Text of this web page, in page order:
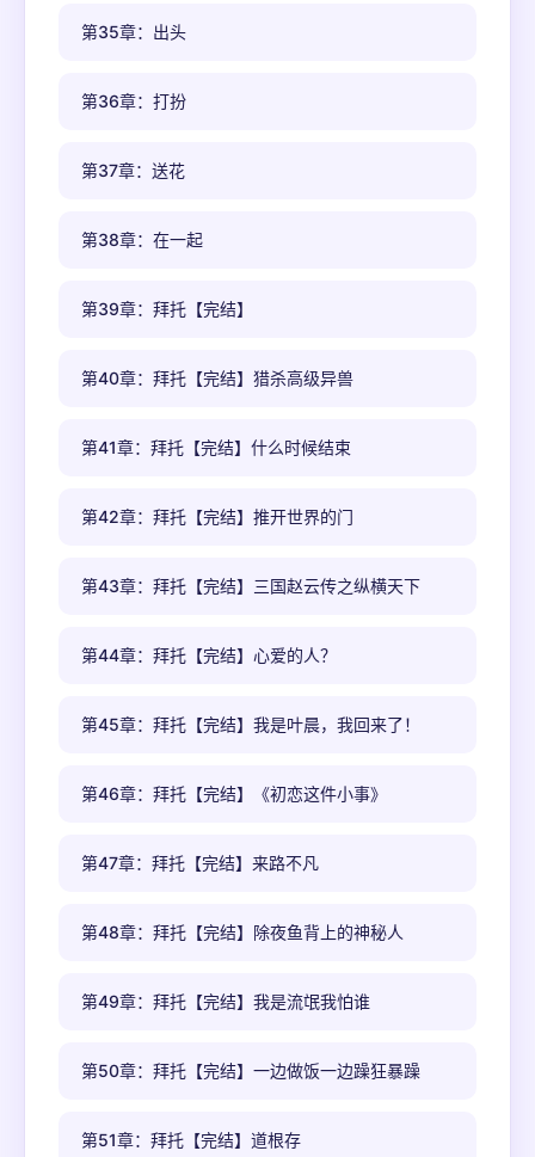
第35章：出头
第36章：打扮
第37章：送花
第38章：在一起
第39章：拜托【完结】
第40章：拜托【完结】猎杀高级异兽
第41章：拜托【完结】什么时候结束
第42章：拜托【完结】推开世界的门
第43章：拜托【完结】三国赵云传之纵横天下
第44章：拜托【完结】心爱的人？
第45章：拜托【完结】我是叶晨，我回来了！
第46章：拜托【完结】《初恋这件小事》
第47章：拜托【完结】来路不凡
第48章：拜托【完结】除夜鱼背上的神秘人
第49章：拜托【完结】我是流氓我怕谁
第50章：拜托【完结】一边做饭一边躁狂暴躁
第51章：拜托【完结】道根存